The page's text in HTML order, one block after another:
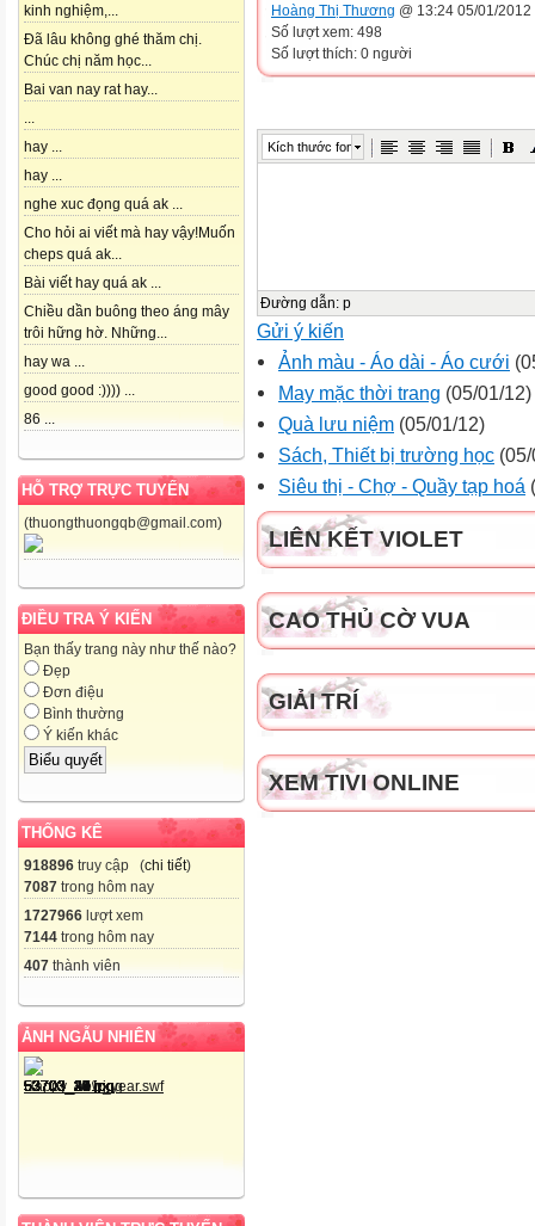
kinh nghiệm,...
Đã lâu không ghé thăm chị.
Chúc chị năm học...
Bai van nay rat hay...
...
hay ...
hay ...
nghe xuc đọng quá ak ...
Cho hỏi ai viết mà hay vậy!Muốn
cheps quá ak...
Bài viết hay quá ak ...
Chiều dần buông theo áng mây
trôi hững hờ. Những...
hay wa ...
good good :)))) ...
86 ...
HỖ TRỢ TRỰC TUYẾN
(thuongthuongqb@gmail.com)
ĐIỀU TRA Ý KIẾN
Bạn thấy trang này như thế nào?
Đẹp
Đơn điệu
Bình thường
Ý kiến khác
THỐNG KÊ
918896 truy cập (chi tiết)
7087 trong hôm nay
1727966 lượt xem
7144 trong hôm nay
407 thành viên
ẢNH NGẪU NHIÊN
Hoàng Thị Thương @ 13:24 05/01/2012
Số lượt xem: 498
Số lượt thích: 0 người
Kích thước font
Đường dẫn: p
Gửi ý kiến
Ảnh màu - Áo dài - Áo cưới
May mặc thời trang (05/01/12)
Quà lưu niệm (05/01/12)
Sách, Thiết bị trường học
Siêu thị - Chợ - Quầy tạp hoá
LIÊN KẾT VIOLET
CAO THỦ CỜ VUA
GIẢI TRÍ
XEM TIVI ONLINE